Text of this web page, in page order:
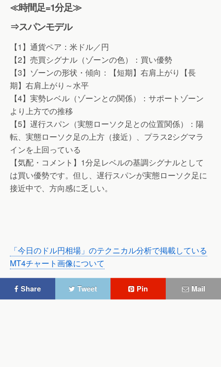
≪時間足=1分足≫
⇒スパンモデル
【1】通貨ペア：米ドル／円
【2】売買シグナル（ゾーンの色）：買い優勢
【3】ゾーンの形状・傾向：【短期】右肩上がり【長
期】右肩上がり～水平
【4】実勢レベル（ゾーンとの関係）：サポートゾーン
より上方での推移
【5】遅行スパン（実態ローソク足との位置関係）：陽
転、実態ローソク足の上方（接近）、プラス2シグマラ
インを上回っている
【気配・コメント】1分足レベルの基調シグナルとして
は買い優勢です。但し、遅行スパンが実態ローソク足に
接近中で、方向感に乏しい。
「今日のドル円相場」のテクニカル分析で掲載している
MT4チャート画像について
Share Tweet Pin Mail